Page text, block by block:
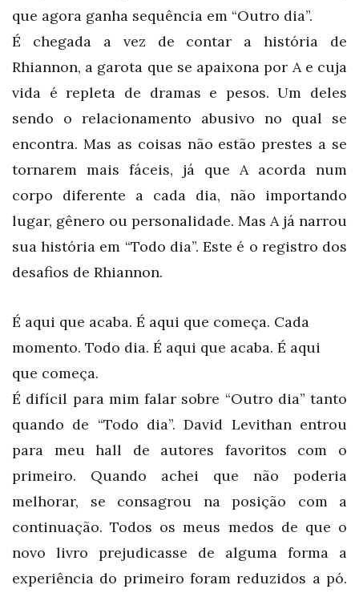
que agora ganha sequência em “Outro dia”.
É chegada a vez de contar a história de
Rhiannon, a garota que se apaixona por A e cuja
vida é repleta de dramas e pesos. Um deles
sendo o relacionamento abusivo no qual se
encontra. Mas as coisas não estão prestes a se
tornarem mais fáceis, já que A acorda num
corpo diferente a cada dia, não importando
lugar, gênero ou personalidade. Mas A já narrou
sua história em “Todo dia”. Este é o registro dos
desafios de Rhiannon.
É aqui que acaba. É aqui que começa. Cada
momento. Todo dia. É aqui que acaba. É aqui
que começa.
É difícil para mim falar sobre “Outro dia” tanto
quando de “Todo dia”. David Levithan entrou
para meu hall de autores favoritos com o
primeiro. Quando achei que não poderia
melhorar, se consagrou na posição com a
continuação. Todos os meus medos de que o
novo livro prejudicasse de alguma forma a
experiência do primeiro foram reduzidos a pó.